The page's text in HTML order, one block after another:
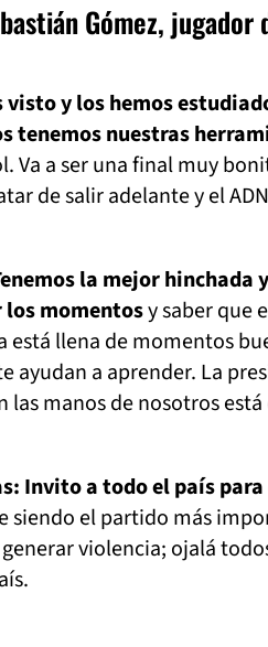
Gómez,
y los hemos
tenemos nuestras
Va a ser una final muy
de salir adelante y el
la mejor hinchada
los momentosy saber que
está llena de momentos
ayudan a aprender. La
las manos de nosotros
Invito a todo el país
siendo el partido más
violencia; ojalá